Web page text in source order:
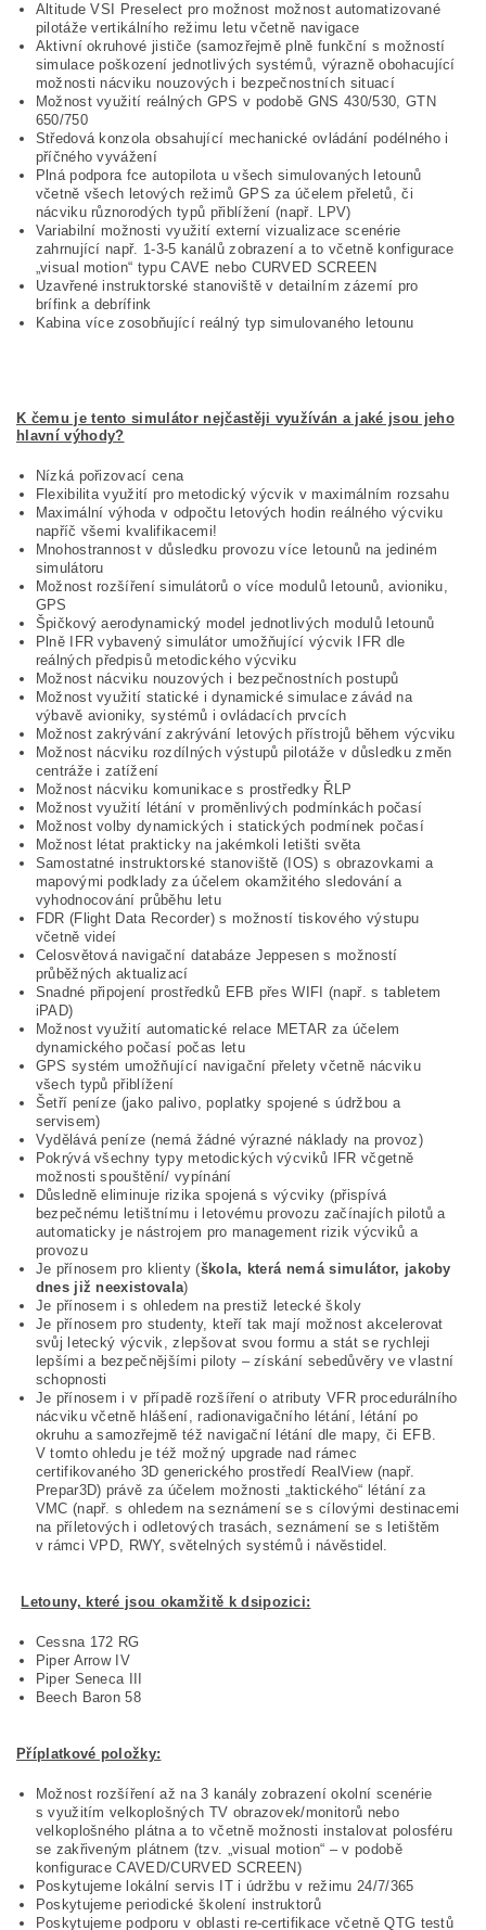
Altitude VSI Preselect pro možnost možnost automatizované
pilotáže vertikálního režimu letu včetně navigace
Aktivní okruhové jističe (samozřejmě plně funkční s možností
simulace poškození jednotlivých systémů, výrazně obohacující
možnosti nácviku nouzových i bezpečnostních situací
Možnost využití reálných GPS v podobě GNS 430/530, GTN
650/750
Středová konzola obsahující mechanické ovládání podélného i
příčného vyvážení
Plná podpora fce autopilota u všech simulovaných letounů
včetně všech letových režimů GPS za účelem přeletů, či
nácviku různorodých typů přiblížení (např. LPV)
Variabilní možnosti využití externí vizualizace scenérie
zahrnující např. 1-3-5 kanálů zobrazení a to včetně konfigurace
„visual motion“ typu CAVE nebo CURVED SCREEN
Uzavřené instruktorské stanoviště v detailním zázemí pro
brífink a debrífink
Kabina více zosobňující reálný typ simulovaného letounu
K čemu je tento simulátor nejčastěji využíván a jaké jsou jeho
hlavní výhody?
Nízká pořizovací cena
Flexibilita využití pro metodický výcvik v maximálním rozsahu
Maximální výhoda v odpočtu letových hodin reálného výcviku
napříč všemi kvalifikacemi!
Mnohostrannost v důsledku provozu více letounů na jediném
simulátoru
Možnost rozšíření simulátorů o více modulů letounů, avioniku,
GPS
Špičkový aerodynamický model jednotlivých modulů letounů
Plně IFR vybavený simulátor umožňující výcvik IFR dle
reálných předpisů metodického výcviku
Možnost nácviku nouzových i bezpečnostních postupů
Možnost využití statické i dynamické simulace závád na
výbavě avioniky, systémů i ovládacích prvcích
Možnost zakrývání zakrývání letových přístrojů během výcviku
Možnost nácviku rozdílných výstupů pilotáže v důsledku změn
centráže i zatížení
Možnost nácviku komunikace s prostředky ŘLP
Možnost využití létání v proměnlivých podmínkách počasí
Možnost volby dynamických i statických podmínek počasí
Možnost létat prakticky na jakémkoli letišti světa
Samostatné instruktorské stanoviště (IOS) s obrazovkami a
mapovými podklady za účelem okamžitého sledování a
vyhodnocování průběhu letu
FDR (Flight Data Recorder) s možností tiskového výstupu
včetně videí
Celosvětová navigační databáze Jeppesen s možností
průběžných aktualizací
Snadné připojení prostředků EFB přes WIFI (např. s tabletem
iPAD)
Možnost využití automatické relace METAR za účelem
dynamického počasí počas letu
GPS systém umožňující navigační přelety včetně nácviku
všech typů přiblížení
Šetří peníze (jako palivo, poplatky spojené s údržbou a
servisem)
Vydělává peníze (nemá žádné výrazné náklady na provoz)
Pokrývá všechny typy metodických výcviků IFR včgetně
možnosti spouštění/ vypínání
Důsledně eliminuje rizika spojená s výcviky (přispívá
bezpečnému letištnímu i letovému provozu začínajích pilotů a
automaticky je nástrojem pro management rizik výcviků a
provozu
Je přínosem pro klienty (škola, která nemá simulátor, jakoby
dnes již neexistovala)
Je přínosem i s ohledem na prestiž letecké školy
Je přínosem pro studenty, kteří tak mají možnost akcelerovat
svůj letecký výcvik, zlepšovat svou formu a stát se rychleji
lepšími a bezpečnějšími piloty – získání sebedůvěry ve vlastní
schopnosti
Je přínosem i v případě rozšíření o atributy VFR procedurálního
nácviku včetně hlášení, radionavigačního létání, létání po
okruhu a samozřejmě též navigační létání dle mapy, či EFB.
V tomto ohledu je též možný upgrade nad rámec
certifikovaného 3D generického prostředí RealView (např.
Prepar3D) právě za účelem možnosti „taktického“ létání za
VMC (např. s ohledem na seznámení se s cílovými destinacemi
na příletových i odletových trasách, seznámení se s letištěm
v rámci VPD, RWY, světelných systémů i návěstidel.
Letouny, které jsou okamžitě k dsipozici:
Cessna 172 RG
Piper Arrow IV
Piper Seneca III
Beech Baron 58
Příplatkové položky:
Možnost rozšíření až na 3 kanály zobrazení okolní scenérie
s využitím velkoplošných TV obrazovek/monitorů nebo
velkoplošného plátna a to včetně možnosti instalovat polosféru
se zakřiveným plátnem (tzv. „visual motion“ – v podobě
konfigurace CAVED/CURVED SCREEN)
Poskytujeme lokální servis IT i údržbu v režimu 24/7/365
Poskytujeme periodické školení instruktorů
Poskytujeme podporu v oblasti re-certifikace včetně QTG testů